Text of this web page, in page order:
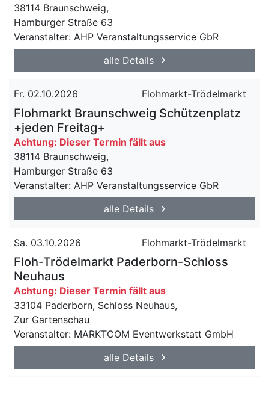
38114 Braunschweig,
Hamburger Straße 63
Veranstalter: AHP Veranstaltungsservice GbR
alle Details
Fr. 02.10.2026 Flohmarkt-Trödelmarkt
Flohmarkt Braunschweig Schützenplatz
+jeden Freitag+
Achtung: Dieser Termin fällt aus
38114 Braunschweig,
Hamburger Straße 63
Veranstalter: AHP Veranstaltungsservice GbR
alle Details
Sa. 03.10.2026 Flohmarkt-Trödelmarkt
Floh-Trödelmarkt Paderborn-Schloss
Neuhaus
Achtung: Dieser Termin fällt aus
33104 Paderborn, Schloss Neuhaus,
Zur Gartenschau
Veranstalter: MARKTCOM Eventwerkstatt GmbH
alle Details